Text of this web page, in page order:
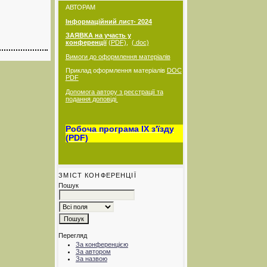
АВТОРАМ
Інформаційний лист- 2024
ЗАЯВКА на участь у
конференції (PDF)
(.doc)
Вимоги до оформлення матеріалів
Приклад оформлення матеріалів DOC
PDF
Допомога автору з реєстрації та
подання доповіді
Робоча програма IX з'їзду
(PDF)
ЗМІСТ КОНФЕРЕНЦІЇ
Пошук
Перегляд
За конференцією
За автором
За назвою